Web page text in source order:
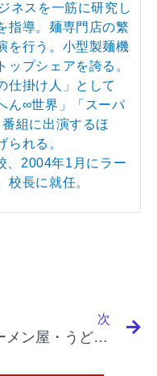
ネスを一筋に研究し
指導。麺専門店の繁
を行う。小型製麺機
ップシェアを誇る。
仕掛け人」として
ん∞世界」「スーパ
組に出演するほ
られる。
、2004年1月にラー
校長に就任。
次
ラーメン屋・うどん屋・そば屋・パスタ屋開業で繁盛店に｜「イノベーションと起業家精神（上）」起業家が膨大な雇用を創出する